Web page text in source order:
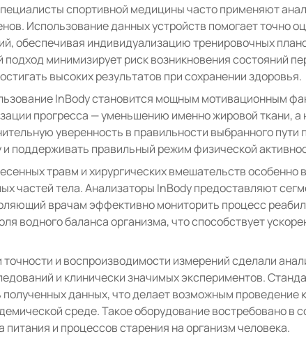
спортивной медицины часто применяют
Использование данных устройств помогает точно
обеспечивая индивидуализацию тренировочных
минимизирует риск возникновения состояний
высоких результатов при сохранении здоровья.
InBody становится мощным мотивационным
прогресса — уменьшению именно жировой ткани,
уверенность в правильности выбранного пути
поддерживать правильный режим физической
травм и хирургических вмешательств особенно
частей тела. Анализаторы InBody предоставляют
врачам эффективно мониторить процесс
водного баланса организма, что способствует
и воспроизводимости измерений сделали
и клинически значимых экспериментов.
данных, что делает возможным проведение
среде. Такое оборудование востребовано в
и процессов старения на организм человека.